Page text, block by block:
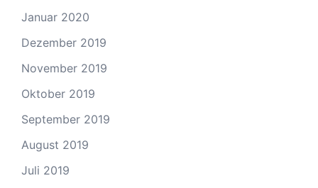
Januar 2020
Dezember 2019
November 2019
Oktober 2019
September 2019
August 2019
Juli 2019